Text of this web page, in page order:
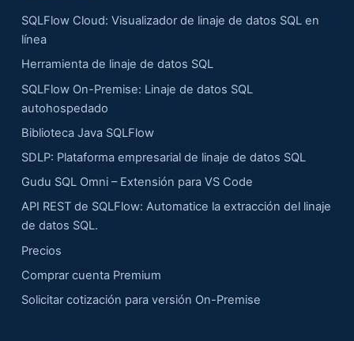
SQLFlow Cloud: Visualizador de linaje de datos SQL en
línea
Herramienta de linaje de datos SQL
SQLFlow On-Premise: Linaje de datos SQL
autohospedado
Biblioteca Java SQLFlow
SDLP: Plataforma empresarial de linaje de datos SQL
Gudu SQL Omni – Extensión para VS Code
API REST de SQLFlow: Automatice la extracción del linaje
de datos SQL.
Precios
Comprar cuenta Premium
Solicitar cotización para versión On-Premise